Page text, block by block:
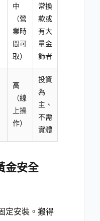
中
（營
業時
間可
取）
常換
款或
有大
量金
飾者
高
（線
上操
作）
投資
為
主、
不需
實體
金安全
定安裝。搬得